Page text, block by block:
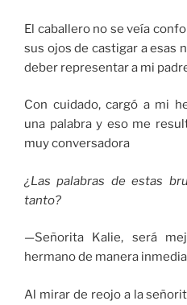
El caballero no se veía
sus ojos de castigar a esas
deber representar a mi
Con cuidado, cargó a mi
una palabra y eso me
muy conversadora
¿Las palabras de estas
tanto?
—Señorita Kalie, será
hermano de manera
Al mirar de reojo a la